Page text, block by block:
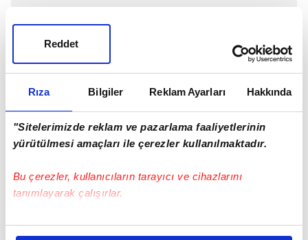
Rıza Bilgiler Reklam Ayarları Hakkında
"Sitelerimizde reklam ve pazarlama faaliyetlerinin
yürütülmesi amaçları ile çerezler kullanılmaktadır.
Bu çerezler, kullanıcıların tarayıcı ve cihazlarını
tanımlayarak çalışırlar.
Bu çerezlere izin vermeniz halinde sizlere özel
Reddet